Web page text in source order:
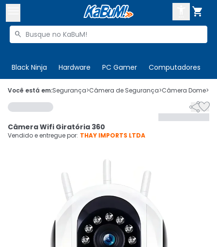

Buscar produtos

Black Ninja Hardware PC Gamer Computadores
 Olá. Acesse sua conta
 Departamentos
Cupons
Ativar tradutor em libras
CADASTRE-SE
Você está em:Segurança>Câmera de Segurança>Câmera Dome>

Câmera Wifi Giratória 360
Vendido e entregue por: THAY IMPORTS LTDA